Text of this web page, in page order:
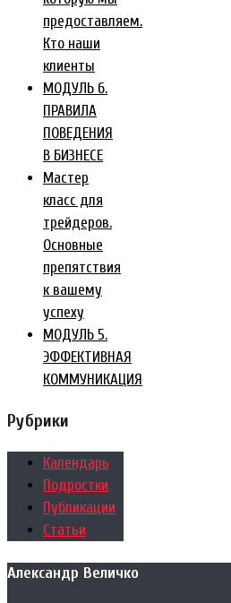
предоставляем.
Кто наши
клиенты
МОДУЛЬ 6.
ПРАВИЛА
ПОВЕДЕНИЯ
В БИЗНЕСЕ
Мастер
класс для
трейдеров.
Основные
препятствия
к вашему
успеху
МОДУЛЬ 5.
ЭФФЕКТИВНАЯ
КОММУНИКАЦИЯ
Рубрики
Календарь
Подростки
Публикации
Статьи
Александр Величко